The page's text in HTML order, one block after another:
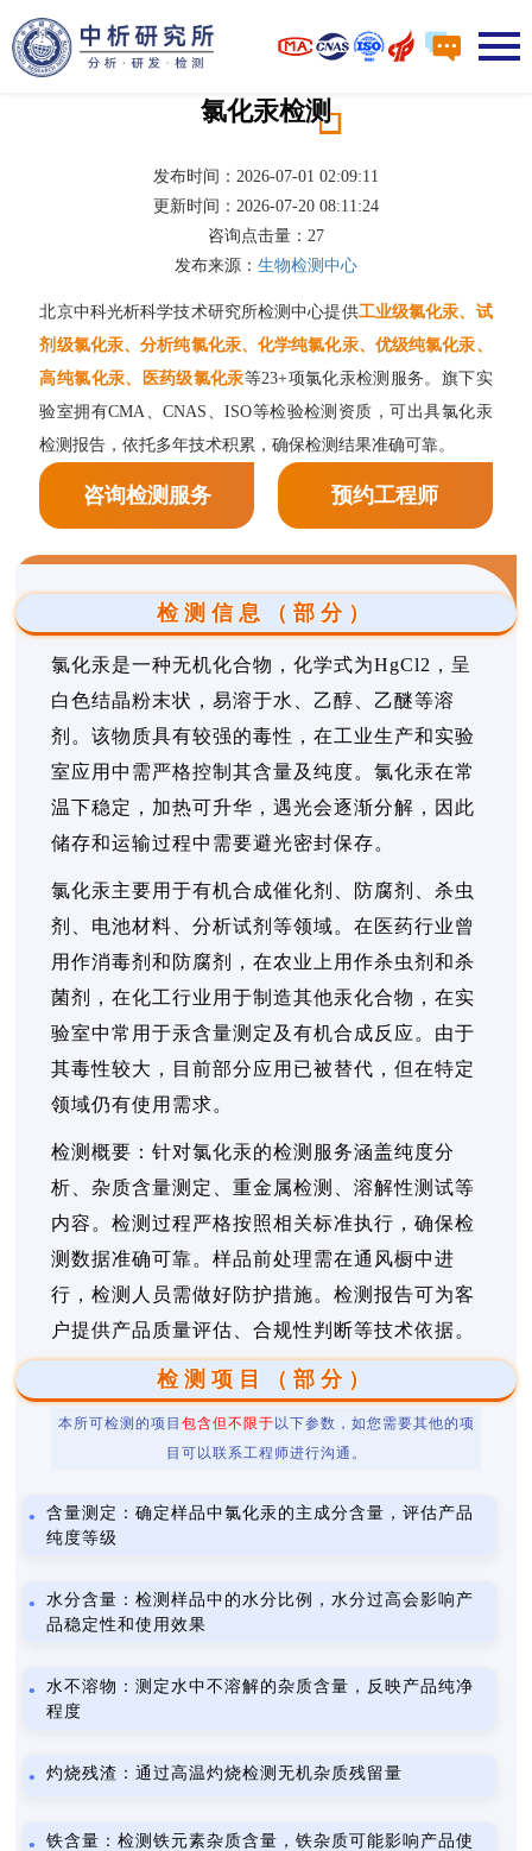
氯化汞检测
发布时间：2026-07-01 02:09:11
更新时间：2026-07-20 08:11:24
咨询点击量： 27
发布来源： 生物检测中心
北京中科光析科学技术研究所检测中心提供工业级氯化汞、试
剂级氯化汞、分析纯氯化汞、化学纯氯化汞、优级纯氯化汞、
高纯氯化汞、医药级氯化汞等23+项氯化汞检测服务。旗下实
验室拥有CMA、CNAS、ISO等检验检测资质，可出具氯化汞
检测报告，依托多年技术积累，确保检测结果准确可靠。
咨询检测服务 预约工程师
检测信息（部分）
氯化汞是一种无机化合物，化学式为HgCl2，呈
白色结晶粉末状，易溶于水、乙醇、乙醚等溶
剂。该物质具有较强的毒性，在工业生产和实验
室应用中需严格控制其含量及纯度。氯化汞在常
温下稳定，加热可升华，遇光会逐渐分解，因此
储存和运输过程中需要避光密封保存。
氯化汞主要用于有机合成催化剂、防腐剂、杀虫
剂、电池材料、分析试剂等领域。在医药行业曾
用作消毒剂和防腐剂，在农业上用作杀虫剂和杀
菌剂，在化工行业用于制造其他汞化合物，在实
验室中常用于汞含量测定及有机合成反应。由于
其毒性较大，目前部分应用已被替代，但在特定
领域仍有使用需求。
检测概要：针对氯化汞的检测服务涵盖纯度分
析、杂质含量测定、重金属检测、溶解性测试等
内容。检测过程严格按照相关标准执行，确保检
测数据准确可靠。样品前处理需在通风橱中进
行，检测人员需做好防护措施。检测报告可为客
户提供产品质量评估、合规性判断等技术依据。
检测项目（部分）
本所可检测的项目 包含但不限于 以下参数，如您需要其他的项
目可以联系工程师进行沟通。
含量测定：确定样品中氯化汞的主成分含量，评估产品
纯度等级
水分含量：检测样品中的水分比例，水分过高会影响产
品稳定性和使用效果
水不溶物：测定水中不溶解的杂质含量，反映产品纯净
程度
灼烧残渣：通过高温灼烧检测无机杂质残留量
铁含量：检测铁元素杂质含量，铁杂质可能影响产品使